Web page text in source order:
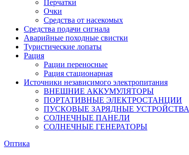
Перчатки
Очки
Средства от насекомых
Средства подачи сигнала
Аварийные походные свистки
Туристические лопаты
Рация
Рации переносные
Рация стационарная
Источники независимого электропитания
ВНЕШНИЕ АККУМУЛЯТОРЫ
ПОРТАТИВНЫЕ ЭЛЕКТРОСТАНЦИИ
ПУСКОВЫЕ ЗАРЯДНЫЕ УСТРОЙСТВА
СОЛНЕЧНЫЕ ПАНЕЛИ
СОЛНЕЧНЫЕ ГЕНЕРАТОРЫ
Оптика